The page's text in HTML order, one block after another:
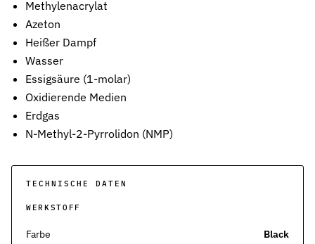
Dichtsätze
Komplettlösungen aus abgestimmten Dichtungselementen
Sonderdichtungen
Individuell entwickelte Dichtungslösungen
Hydraulikdichtungen
Hochleistungsdichtungen für hydraulische Anwendungen
Pneumatikdichtungen
Statische Dichtungen
Methylenacrylat
Azeton
Heißer Dampf
Wasser
Essigsäure (1-molar)
Oxidierende Medien
Erdgas
N-Methyl-2-Pyrrolidon (NMP)
TECHNISCHE DATEN
WERKSTOFF
Farbe Black